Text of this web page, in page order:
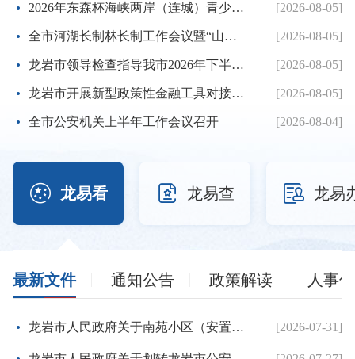
[2026-08-05]
2026年东森杯海峡两岸（连城）青少年棒球邀请赛暨第七届海峡...
[2026-08-05]
全市河湖长制林长制工作会议暨“山水龙岩”生态品牌建设推进...
[2026-08-05]
龙岩市领导检查指导我市2026年下半年征兵体检工作
[2026-08-05]
龙岩市开展新型政策性金融工具对接服务工作
[2026-08-04]
全市公安机关上半年工作会议召开
 龙易看  龙易查  龙易
最新文件 通知公告 政策解读 人事
[2026-07-31]
龙岩市人民政府关于南苑小区（安置房）项目建设用地的批复